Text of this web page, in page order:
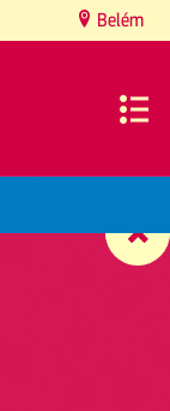
Belém